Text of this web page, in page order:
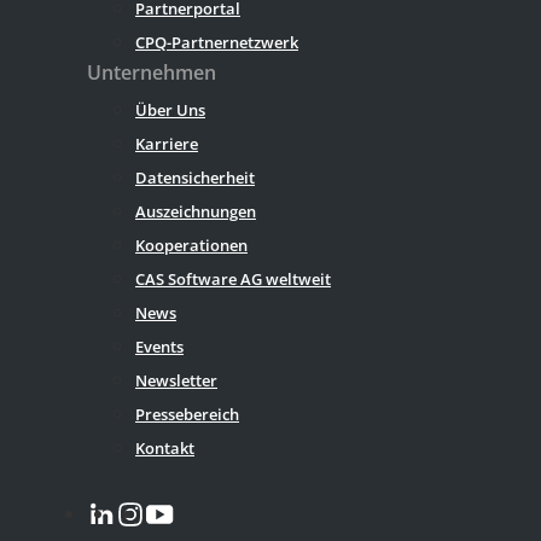
Partnerportal
CPQ-Partnernetzwerk
Unternehmen
Über Uns
Karriere
Datensicherheit
Auszeichnungen
Kooperationen
CAS Software AG weltweit
News
Events
Newsletter
Pressebereich
Kontakt